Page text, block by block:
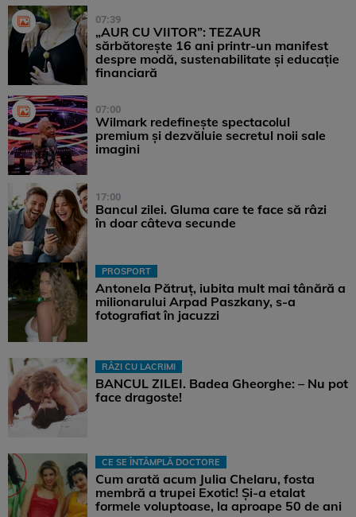
07:39
„AUR CU VIITOR”: TEZAUR
sărbătorește 16 ani printr-un manifest
despre modă, sustenabilitate și educație
financiară
07:00
Wilmark redefinește spectacolul
premium și dezvăluie secretul noii sale
imagini
17:00
Bancul zilei. Gluma care te face să râzi
în doar câteva secunde
PROSPORT
Antonela Pătruț, iubita mult mai tânără a
milionarului Arpad Paszkany, s-a
fotografiat în jacuzzi
RÂZI CU LACRIMI
BANCUL ZILEI. Badea Gheorghe: – Nu pot
face dragoste!
CE SE ÎNTÂMPLĂ DOCTORE
Cum arată acum Julia Chelaru, fosta
membră a trupei Exotic! Și-a etalat
formele voluptoase, la aproape 50 de ani